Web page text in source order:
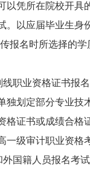
以凭所在院校开具
。以应届毕业生身
报名时所选择的
线职业资格证书报
独划定部分专业技
格证书或成绩合格
一级审计职业资格
外国籍人员报名考试